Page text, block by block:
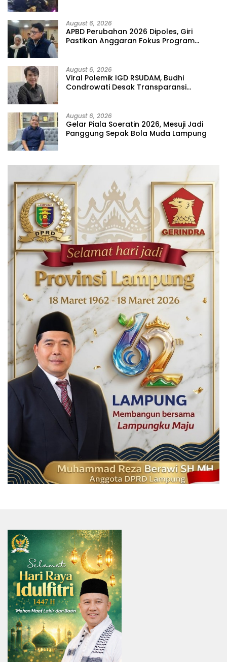
August 6, 2026
APBD Perubahan 2026 Dipoles, Giri
Pastikan Anggaran Fokus Program
August 6, 2026
Viral Polemik IGD RSUDAM, Budhi
Condrowati Desak Transparansi
August 6, 2026
Gelar Piala Soeratin 2026, Mesuji Jadi
Panggung Sepak Bola Muda Lampung